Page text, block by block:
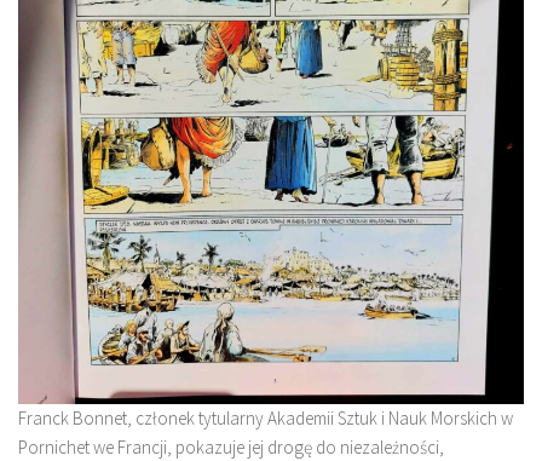
Franck Bonnet, członek tytularny Akademii Sztuk i Nauk Morskich w
Pornichet we Francji, pokazuje jej drogę do niezależności,